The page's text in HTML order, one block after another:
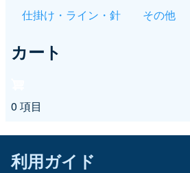
仕掛け・ライン・針
その他
カート
0 項目
利用ガイド